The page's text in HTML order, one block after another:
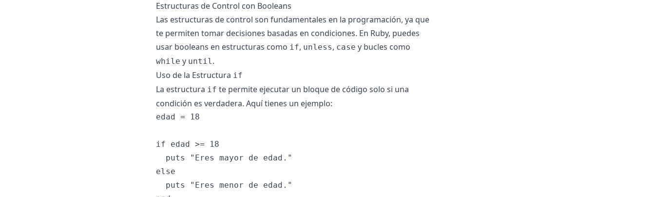
Estructuras de Control con Booleans
Las estructuras de control son fundamentales en la programación, ya que
te permiten tomar decisiones basadas en condiciones. En Ruby, puedes
usar booleans en estructuras como if, unless, case y bucles como
while y until.
Uso de la Estructura if
La estructura if te permite ejecutar un bloque de código solo si una
condición es verdadera. Aquí tienes un ejemplo:
edad = 18
if edad >= 18
  puts "Eres mayor de edad."
else
  puts "Eres menor de edad."